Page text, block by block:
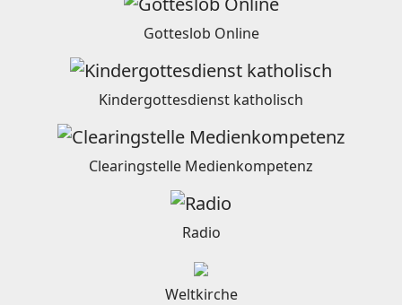
Gotteslob Online
Kindergottesdienst katholisch
Clearingstelle Medienkompetenz
Radio
Weltkirche